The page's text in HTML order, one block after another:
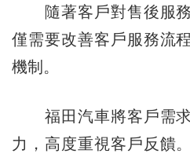
隨著客戶對售後服務
僅需要改善客戶服務流
機制。
福田汽車將客戶需求
力，高度重視客戶反饋